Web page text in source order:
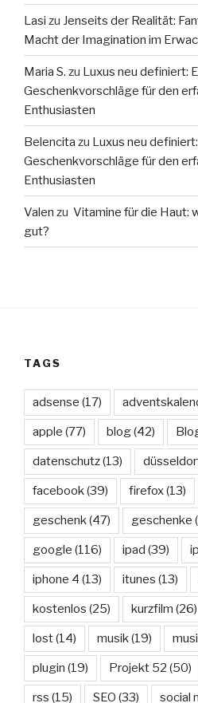
Lasi zu Jenseits der Realität:
Macht der Imagination im
Maria S. zu Luxus neu definiert:
Geschenkvorschläge für den
Enthusiasten
Belencita zu Luxus neu
Geschenkvorschläge für den
Enthusiasten
Valen zu Vitamine für die Haut:
gut?
TAGS
adsense (17)
apple (77) blog(42)
datenschutz(13)
facebook(39) firefox(13)
geschenk(47) geschenke
google (116) ipad (39)
iphone 4 (13) itunes (13)
kostenlos (25) kurzfilm (26)
lost(14) musik(19)
plugin (19) Projekt 52 (50)
rss (15) SEO (33) social